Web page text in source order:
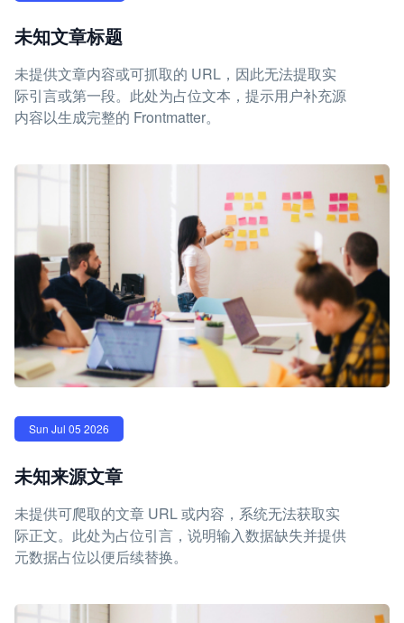
未知文章标题
未提供文章内容或可抓取的 URL，因此无法提取实
际引言或第一段。此处为占位文本，提示用户补充源
内容以生成完整的 Frontmatter。
Sun Jul 05 2026
未知来源文章
未提供可爬取的文章 URL 或内容，系统无法获取实
际正文。此处为占位引言，说明输入数据缺失并提供
元数据占位以便后续替换。